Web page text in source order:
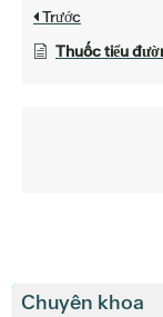
Chuyên khoa
Trước
Thuốc tiểu